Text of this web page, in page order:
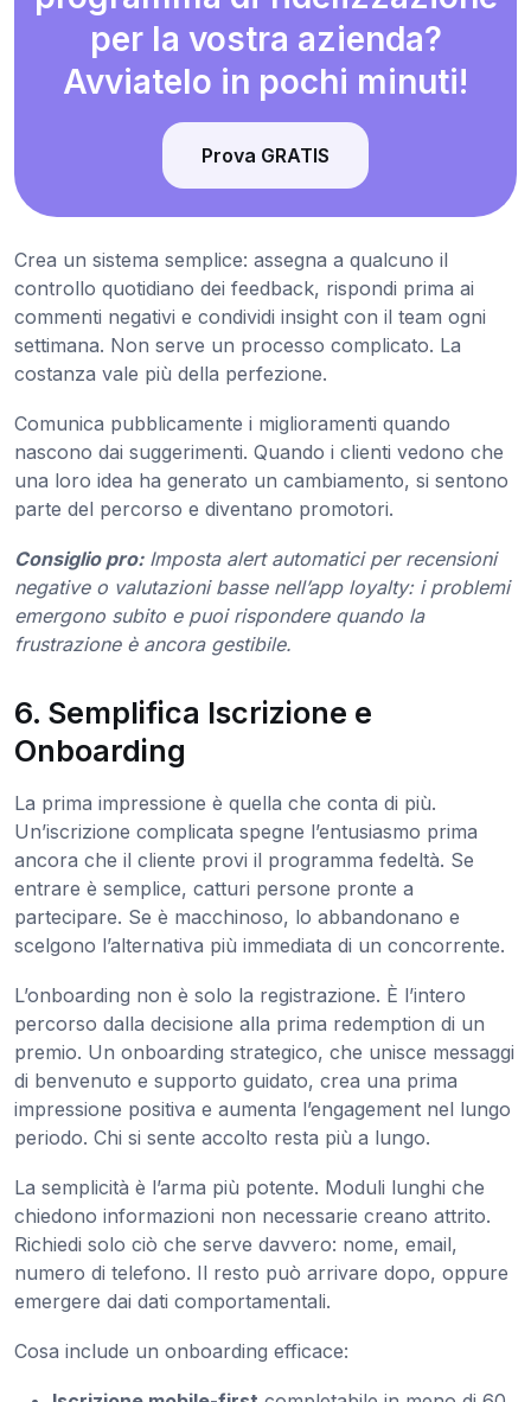
per la vostra azienda?
Avviatelo in pochi minuti!
Prova GRATIS
Crea un sistema semplice: assegna a qualcuno il
controllo quotidiano dei feedback, rispondi prima ai
commenti negativi e condividi insight con il team ogni
settimana. Non serve un processo complicato. La
costanza vale più della perfezione.
Comunica pubblicamente i miglioramenti quando
nascono dai suggerimenti. Quando i clienti vedono che
una loro idea ha generato un cambiamento, si sentono
parte del percorso e diventano promotori.
Consiglio pro: Imposta alert automatici per recensioni
negative o valutazioni basse nell’app loyalty: i problemi
emergono subito e puoi rispondere quando la
frustrazione è ancora gestibile.
6. Semplifica Iscrizione e
Onboarding
La prima impressione è quella che conta di più.
Un’iscrizione complicata spegne l’entusiasmo prima
ancora che il cliente provi il programma fedeltà. Se
entrare è semplice, catturi persone pronte a
partecipare. Se è macchinoso, lo abbandonano e
scelgono l’alternativa più immediata di un concorrente.
L’onboarding non è solo la registrazione. È l’intero
percorso dalla decisione alla prima redemption di un
premio. Un onboarding strategico, che unisce messaggi
di benvenuto e supporto guidato, crea una prima
impressione positiva e aumenta l’engagement nel lungo
periodo. Chi si sente accolto resta più a lungo.
La semplicità è l’arma più potente. Moduli lunghi che
chiedono informazioni non necessarie creano attrito.
Richiedi solo ciò che serve davvero: nome, email,
numero di telefono. Il resto può arrivare dopo, oppure
emergere dai dati comportamentali.
Cosa include un onboarding efficace: